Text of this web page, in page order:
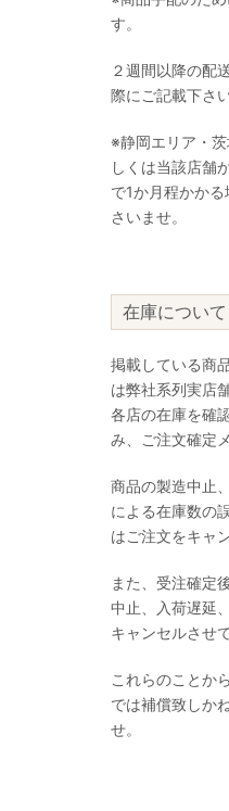
す。
２週間以降の配
際にご記載下さ
※静岡エリア・
しくは当該店舗
で1か月程かか
さいませ。
在庫について
掲載している商
は弊社系列実店
各店の在庫を確
み、ご注文確定
商品の製造中止
による在庫数の
はご注文をキャ
また、受注確定
中止、入荷遅延
キャンセルさせ
これらのことか
では補償致しか
せ。